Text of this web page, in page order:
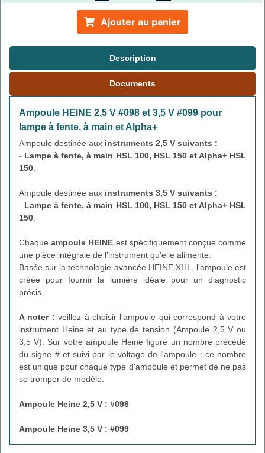
Ajouter au panier
Description
Documents
Ampoule HEINE 2,5 V #098 et 3,5 V #099 pour
lampe à fente, à main et Alpha+
Ampoule destinée aux instruments 2,5 V suivants :
- Lampe à fente, à main HSL 100, HSL 150 et Alpha+ HSL
150.
Ampoule destinée aux instruments 3,5 V suivants :
- Lampe à fente, à main HSL 100, HSL 150 et Alpha+ HSL
150.
Chaqueampoule HEINE est spécifiquement conçue comme
une pièce intégrale de l'instrument qu'elle alimente.
Basée sur la technologie avancée HEINE XHL, l'ampoule est
créée pour fournir la lumière idéale pour un diagnostic
précis.
A noter : veillez à choisir l'ampoule qui correspond à votre
instrument Heine et au type de tension (Ampoule 2,5 V ou
3,5 V). Sur votre ampoule Heine figure un nombre précédé
du signe # et suivi par le voltage de l'ampoule ; ce nombre
est unique pour chaque type d'ampoule et permet de ne pas
se tromper de modèle.
Ampoule Heine 2,5 V : #098
Ampoule Heine 3,5 V : #099